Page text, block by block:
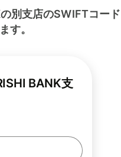
別支店のSWIFTコード
す。
BANK支